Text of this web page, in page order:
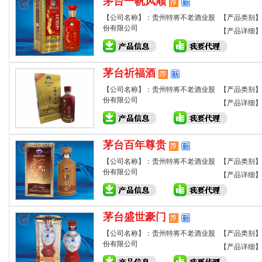
【公司名称】：贵州特将不老酒业股
份有限公司
【产品类别
【产品详细
茅台祈福酒
【公司名称】：贵州特将不老酒业股
份有限公司
【产品类别
【产品详细
茅台百年尊贵
【公司名称】：贵州特将不老酒业股
份有限公司
【产品类别
【产品详细
茅台盛世豪门
【公司名称】：贵州特将不老酒业股
份有限公司
【产品类别
【产品详细